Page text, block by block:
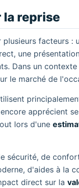
la reprise
facteurs :
une
Dans un contexte
le marché de
apprécient
lors d'une
sécurité, de
d'aides à la
direct sur la